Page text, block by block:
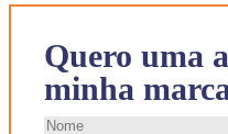
Quero uma
minha